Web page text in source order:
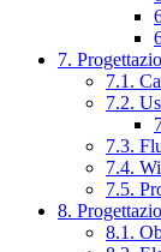
7.
7.1.
7.2.
7.3.
7.4.
7.5.
8.
8.1.